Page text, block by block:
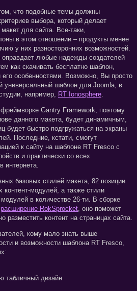
что подобные темы должны
выбора, который делает
для сайта. Все-таки,
в этом отношении – продукты менее
у них разносторонних возможностей.
оправдает любые надежды создателей
как скачивать бесплатно шаблон,
его особенностями. Возможно, Вы просто
универсальный шаблон для Joomla, в
например, RT Ionosphere.
Gantry Framework, поэтому
данного макета, будет динамичным,
будет быстро подгружаться на экраны
Последние, кстати, смогут
к сайту на шаблоне RT Fresco с
и практически со всех
интернета.
базовых стилей макета, 82 позиции
модулей, а также стили
в количестве 26-ти. В сборке
расширение RokSprocket, оно поможет
разместить контент на страницах сайта.
кому мало знать выше
и возможности шаблона RT Fresco,
табличный дизайн